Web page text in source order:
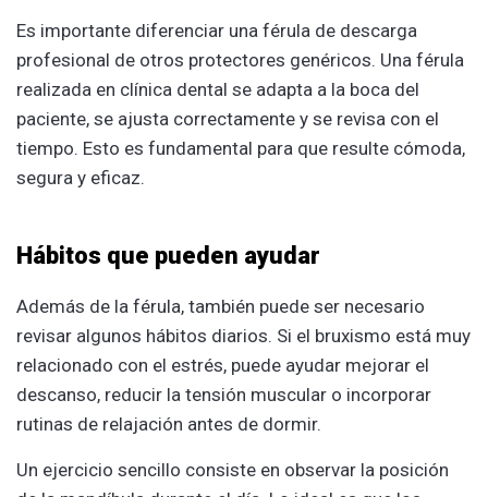
Es importante diferenciar una férula de descarga
profesional de otros protectores genéricos. Una férula
realizada en clínica dental se adapta a la boca del
paciente, se ajusta correctamente y se revisa con el
tiempo. Esto es fundamental para que resulte cómoda,
segura y eficaz.
Hábitos que pueden ayudar
Además de la férula, también puede ser necesario
revisar algunos hábitos diarios. Si el bruxismo está muy
relacionado con el estrés, puede ayudar mejorar el
descanso, reducir la tensión muscular o incorporar
rutinas de relajación antes de dormir.
Un ejercicio sencillo consiste en observar la posición